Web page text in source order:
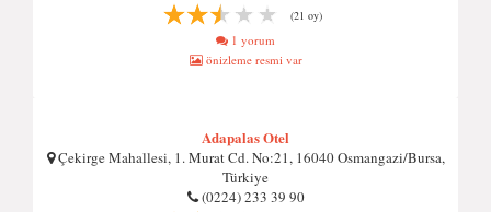
(21 oy)
1 yorum
önizleme resmi var
Adapalas Otel
Çekirge Mahallesi, 1. Murat Cd. No:21, 16040 Osmangazi/Bursa,
Türkiye
(0224) 233 39 90